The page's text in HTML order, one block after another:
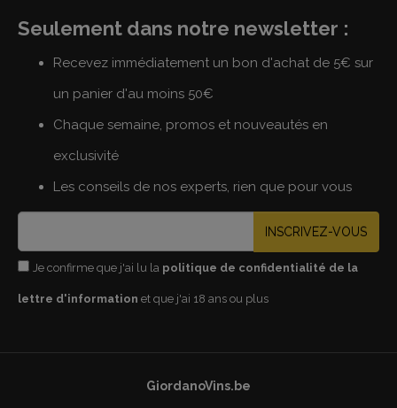
Seulement dans notre newsletter :
Recevez immédiatement un bon d'achat de 5€ sur
un panier d'au moins 50€
Chaque semaine, promos et nouveautés en
exclusivité
Les conseils de nos experts, rien que pour vous
INSCRIVEZ-VOUS
Je confirme que j'ai lu la politique de confidentialité de la
lettre d'information et que j'ai 18 ans ou plus
GiordanoVins.be